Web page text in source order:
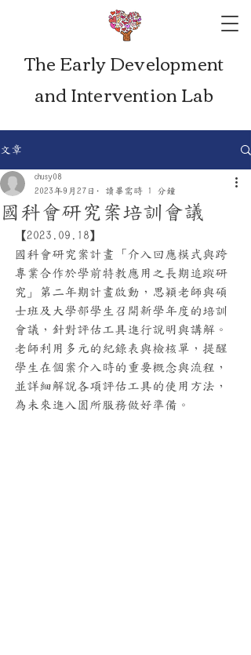
The Early Development
and Intervention Lab
文章
國科會研究案培訓會議
chusy08
2023年9月27日
讀畢需時 1 分鐘
【2023.09.18】
國科會研究案計畫「介入回應模式與跨
專業合作於學前特教應用之長期追蹤研
究」第二年期計畫啟動，思穎老師與碩
士班及大學部學生召開新學年度的培訓
會議，針對評估工具進行說明與講解。
老師利用多元的紀錄表與檢核單，提醒
學生在個案介入時的重要概念與流程，
並詳細解說各項評估工具的使用方法，
為未來進入園所服務做好準備。